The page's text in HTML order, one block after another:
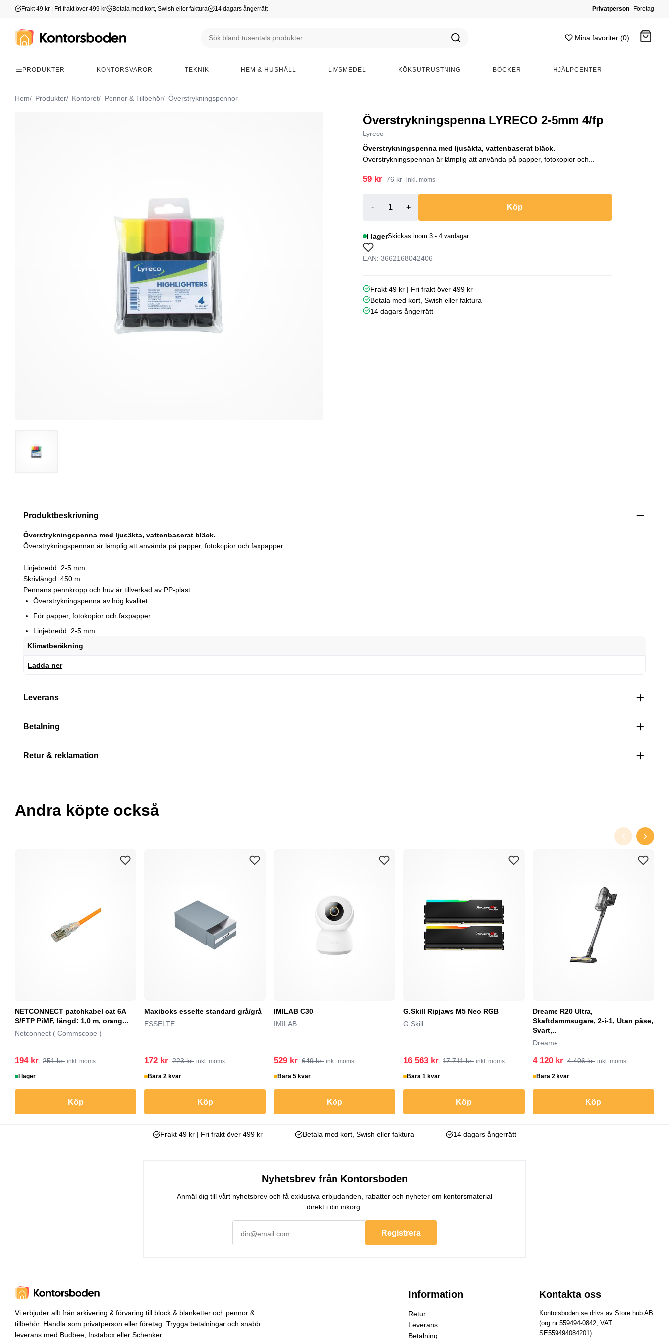
Frakt 49 kr | Fri frakt över 499 kr Betala med kort, Swish eller faktura 14 dagars ångerrätt Privatperson Företag
Mina favoriter (0)
PRODUKTER KONTORSVAROR TEKNIK HEM & HUSHÅLL LIVSMEDEL KÖKSUTRUSTNING BÖCKER HJÄLPCENTER
Hem Produkter Kontoret Pennor & Tillbehör Överstrykningspennor
Överstrykningspenna LYRECO 2-5mm 4/fp
Lyreco
Överstrykningspenna med ljusäkta, vattenbaserat bläck.
Överstrykningspennan är lämplig att använda på papper, fotokopior och...
59 kr 76 kr inkl. moms
- + Köp
I lagerSkickas inom 3 - 4 vardagar
EAN: 3662168042406
Frakt 49 kr | Fri frakt över 499 kr
Betala med kort, Swish eller faktura
14 dagars ångerrätt
Produktbeskrivning
Överstrykningspenna med ljusäkta, vattenbaserat bläck.
Överstrykningspennan är lämplig att använda på papper, fotokopior och faxpapper.
Linjebredd: 2-5 mm
Skrivlängd: 450 m
Pennans pennkropp och huv är tillverkad av PP-plast.
Överstrykningspenna av hög kvalitet
För papper, fotokopior och faxpapper
Linjebredd: 2-5 mm
Klimatberäkning
Ladda ner
Leverans
Betalning
Retur & reklamation
Andra köpte också
NETCONNECT patchkabel cat 6A
S/FTP PiMF, längd: 1,0 m, orang...
Netconnect ( Commscope )
194 kr 251 kr inkl. moms
I lager
Köp
Maxiboks esselte standard grå/grå
ESSELTE
172 kr 223 kr inkl. moms
Bara 2 kvar
Köp
IMILAB C30
IMILAB
529 kr 649 kr inkl. moms
Bara 5 kvar
Köp
G.Skill Ripjaws M5 Neo RGB
G.Skill
16 563 kr 17 711 kr inkl. moms
Bara 1 kvar
Köp
Dreame R20 Ultra,
Skaftdammsugare, 2-i-1, Utan påse,
Svart,...
Dreame
4 120 kr 4 406 kr inkl. moms
Bara 2 kvar
Köp
Frakt 49 kr | Fri frakt över 499 kr Betala med kort, Swish eller faktura 14 dagars ångerrätt
Nyhetsbrev från Kontorsboden
Anmäl dig till vårt nyhetsbrev och få exklusiva erbjudanden, rabatter och nyheter om kontorsmaterial
direkt i din inkorg.
Registrera
Vi erbjuder allt från arkivering & förvaring till block & blanketter och pennor &
tillbehör. Handla som privatperson eller företag. Trygga betalningar och snabb
leverans med Budbee, Instabox eller Schenker.
Information
Retur
Leverans
Betalning
Kontakta oss
Kontorsboden.se drivs av Store hub AB
(org.nr 559494-0842, VAT
SE559494084201)